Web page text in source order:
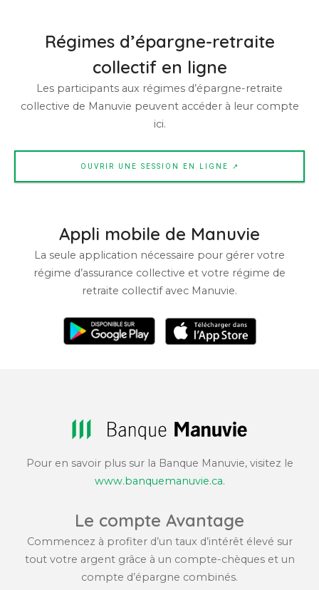
Régimes d’épargne-retraite
collectif en ligne
Les participants aux régimes d’épargne-retraite
collective de Manuvie peuvent accéder à leur compte
ici.
OUVRIR UNE SESSION EN LIGNE ↗
Appli mobile de Manuvie
La seule application nécessaire pour gérer votre
régime d’assurance collective et votre régime de
retraite collectif avec Manuvie.
Pour en savoir plus sur la Banque Manuvie, visitez le
www.banquemanuvie.ca.
Le compte Avantage
Commencez à profiter d’un taux d’intérêt élevé sur
tout votre argent grâce à un compte-chèques et un
compte d’épargne combinés.